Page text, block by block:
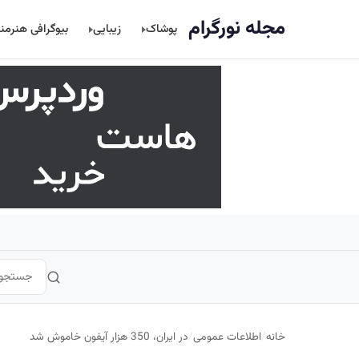
مجله نورگرام پوشاک زیبایی بیوگرافی
خانه/اطلاعات عمومی/در ایران، 350 هزار آیفون خاموش شد